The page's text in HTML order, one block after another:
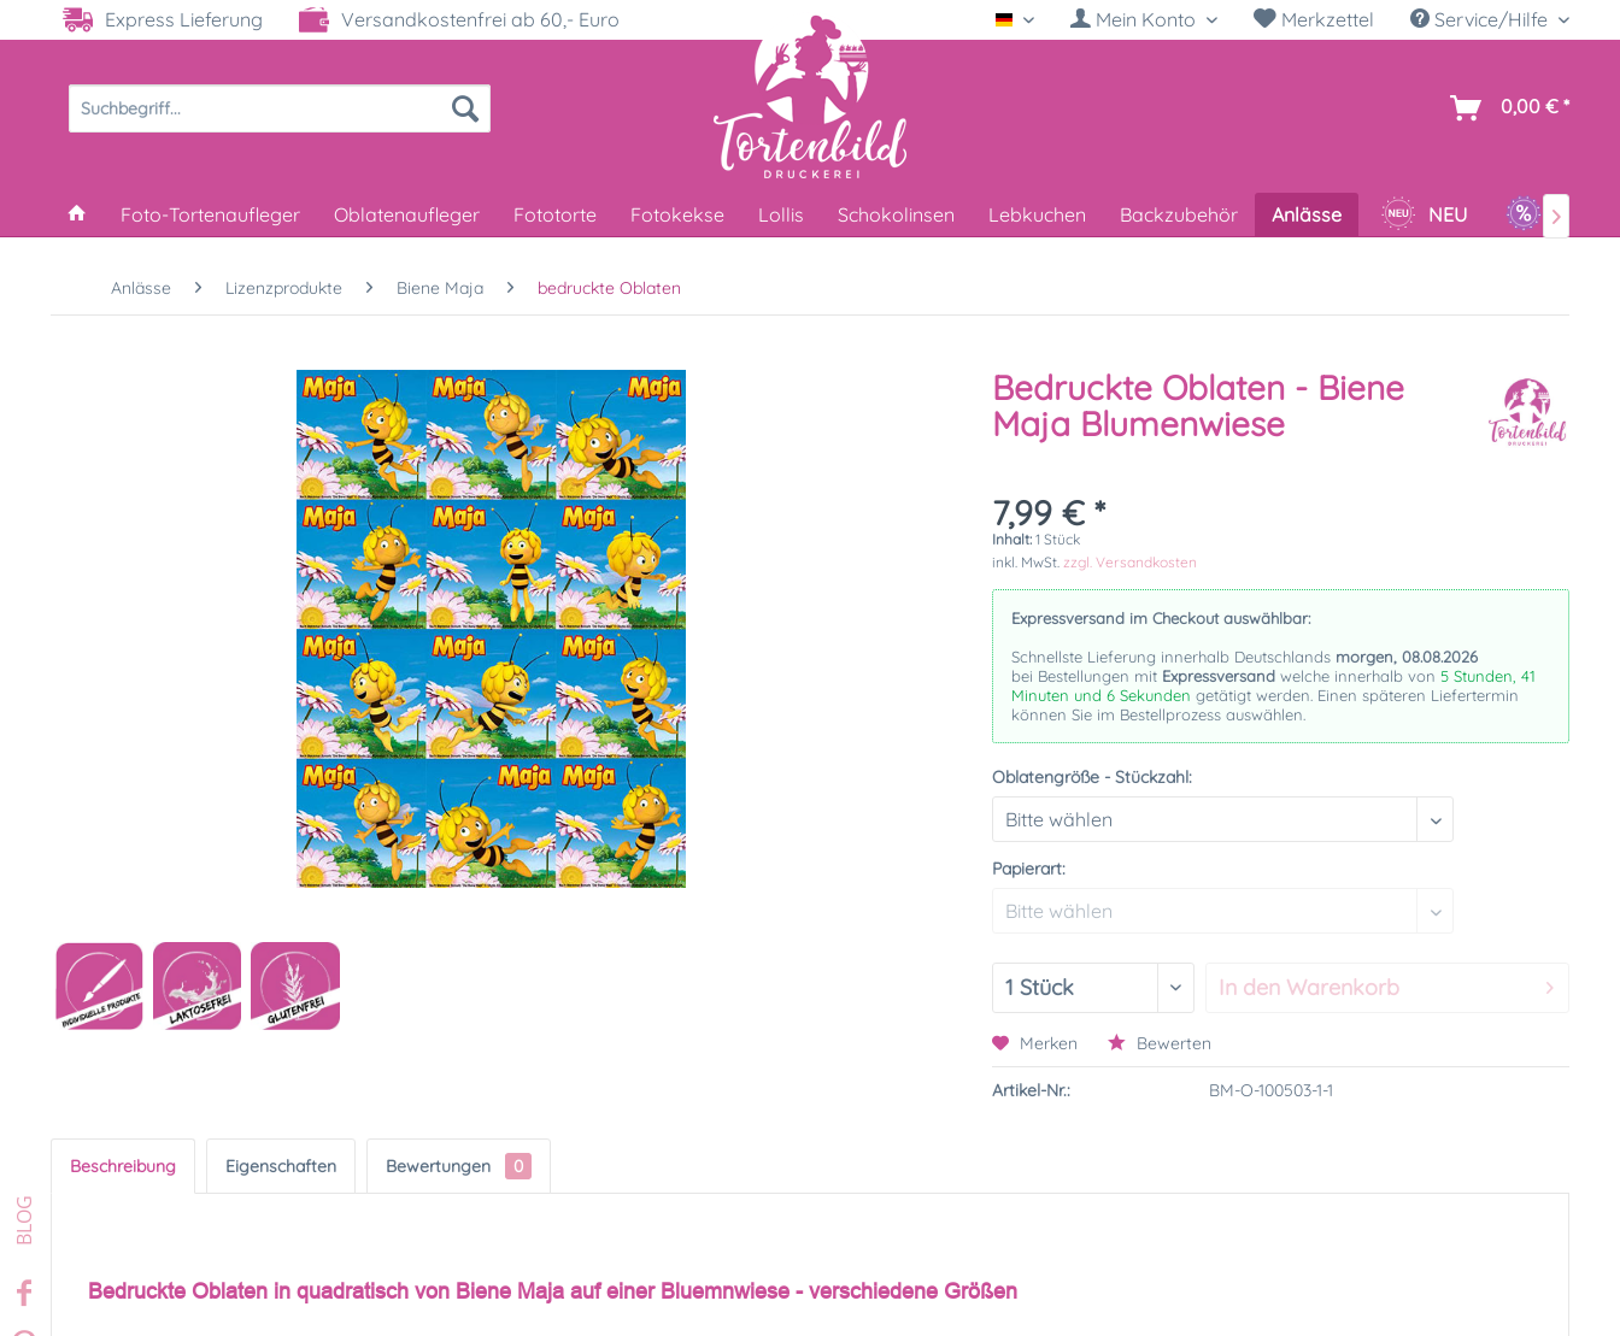
Express Lieferung Versandkostenfrei ab 60,- Euro Deutsch Mein Konto Merkzettel Service/Hilfe
0,00 € *
Foto-Tortenaufleger Oblatenaufleger Fototorte Fotokekse Lollis Schokolinsen Lebkuchen Backzubehör Anlässe NEU SALE

Anlässe Lizenzprodukte Biene Maja bedruckte Oblaten
Bedruckte Oblaten - Biene
Maja Blumenwiese
7,99 € *
Inhalt:1 Stück
inkl. MwSt.zzgl. Versandkosten
Expressversand im Checkout auswählbar:
Schnellste Lieferung innerhalb Deutschlands morgen, 08.08.2026
bei Bestellungen mit Expressversand welche innerhalb von 5 Stunden, 41
Minuten und 5 Sekunden getätigt werden. Einen späteren Liefertermin
können Sie im Bestellprozess auswählen.
Oblatengröße - Stückzahl:
Papierart:
In den Warenkorb
Merken Bewerten
Artikel-Nr.: BM-O-100503-1-1
Beschreibung Eigenschaften Bewertungen 0
Bedruckte Oblaten in quadratisch von Biene Maja auf einer Bluemnwiese - verschiedene Größen